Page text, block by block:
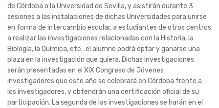
de Córdoba o la Universidad de Sevilla, y asistirán durante 3
sesiones a las instalaciones de dichas Universidades para unirse
en forma de intercambio escolar, a estudiantes de otros centros
a realizar las investigaciones relacionadas con la Historia, la
Biología, la Química, etc…el alumno podrá optar y ganarse una
plaza en la investigación que quiera. Dichas investigaciones
serán presentadas en el XIX Congreso de Jóvenes
investigadores que este año se celebrará en Córdoba frente a
los investigadores, y obtendrán una certificación oficial de su
participación. La segunda de las investigaciones se harán en el